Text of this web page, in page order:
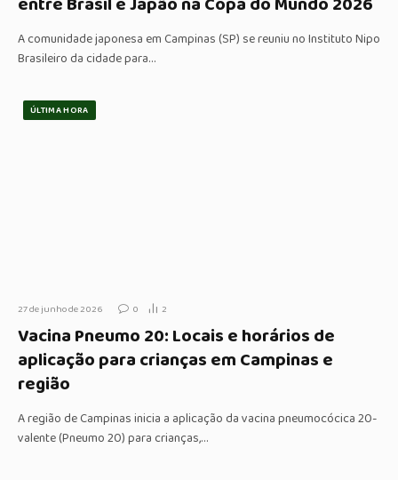
A comunidade japonesa em Campinas (SP) se reuniu no Instituto Nipo
Brasileiro da cidade para…
ÚLTIMA HORA
27 de junho de 2026 0 2
Vacina Pneumo 20: Locais e horários de
aplicação para crianças em Campinas e
região
A região de Campinas inicia a aplicação da vacina pneumocócica 20-
valente (Pneumo 20) para crianças,…